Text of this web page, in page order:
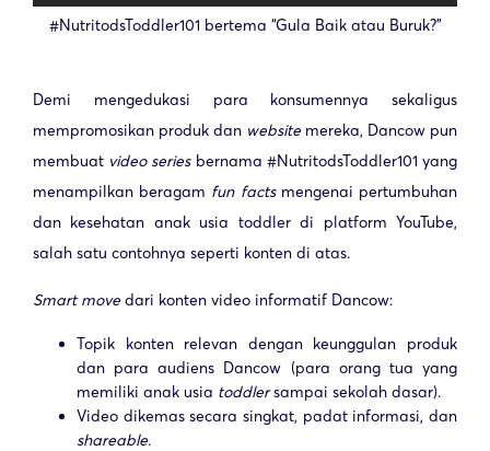
#NutritodsToddler101 bertema “Gula Baik atau Buruk?”
Demi mengedukasi para konsumennya sekaligus
mempromosikan produk dan website mereka, Dancow pun
membuat video seriesbernama #NutritodsToddler101 yang
menampilkan beragam fun factsmengenai pertumbuhan
dan kesehatan anak usia toddler di platform YouTube,
salah satu contohnya seperti konten di atas.
Smart move dari konten video informatif Dancow:
Topik konten relevan dengan keunggulan produk
dan para audiens Dancow (para orang tua yang
memiliki anak usia toddlersampai sekolah dasar).
Video dikemas secara singkat, padat informasi, dan
shareable.